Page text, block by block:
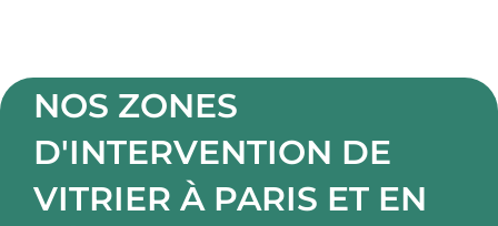
NOS ZONES
D'INTERVENTION DE
VITRIER À PARIS ET EN